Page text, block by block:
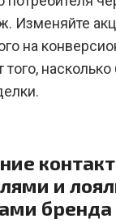
Изменяйте
на
и
бренда